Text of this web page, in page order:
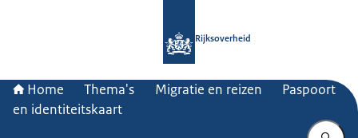
Rijksoverheid
Home Thema's Migratie en reizen
Paspoort
en identiteitskaart